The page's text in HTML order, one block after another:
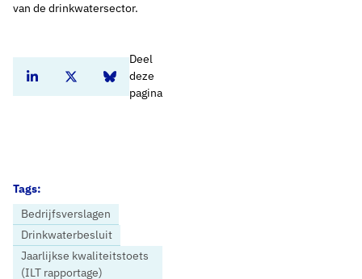
van de drinkwatersector.
Deel
deze
pagina
Deel dit artikel op Linkedin
Deel dit artikel op Twitter
Deel dit artikel op Bluesky
Tags:
Bedrijfsverslagen
Drinkwaterbesluit
Jaarlijkse kwaliteitstoets
(ILT rapportage)